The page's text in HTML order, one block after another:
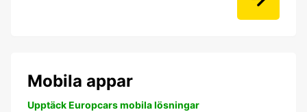
Mobila appar
Upptäck Europcars mobila lösningar